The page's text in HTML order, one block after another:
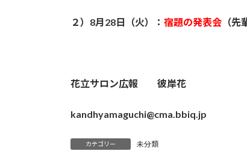
２）8月28日（火）： 宿題の発表会 （
花立サロン広報 彼岸花
kandhyamaguchi@cma.bbiq.jp
カテゴリー 未分類